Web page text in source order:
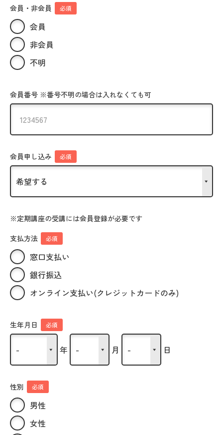
会員・非会員 必須
会員
非会員
不明
会員番号 ※番号不明の場合は入れなくても可
会員申し込み 必須
※定期講座の受講には会員登録が必要です
支払方法
必須
窓口支払い
銀行振込
オンライン支払い(クレジットカードのみ)
生年月日 必須
年 月 日
性別 必須
男性
女性